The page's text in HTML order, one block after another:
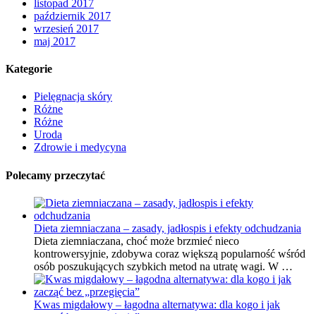
listopad 2017
październik 2017
wrzesień 2017
maj 2017
Kategorie
Pielęgnacja skóry
Różne
Różne
Uroda
Zdrowie i medycyna
Polecamy przeczytać
Dieta ziemniaczana – zasady, jadłospis i efekty odchudzania
Dieta ziemniaczana, choć może brzmieć nieco
kontrowersyjnie, zdobywa coraz większą popularność wśród
osób poszukujących szybkich metod na utratę wagi. W …
Kwas migdałowy – łagodna alternatywa: dla kogo i jak